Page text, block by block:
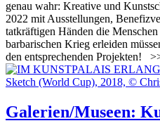
genau wahr: Kreative und
2022 mit Ausstellungen,
tatkräftigen Händen die
barbarischen Krieg erleiden
den entsprechenden Projekten!
Galerien/Museen: